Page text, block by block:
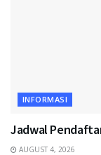
INFORMASI
Jadwal
AUGUST 4, 2026